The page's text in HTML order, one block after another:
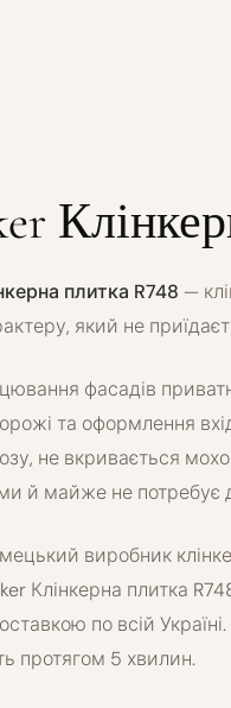
плитка R748 —
який не
фасадів
та оформлення
не вкривається
й майже не потребує
виробник
Клінкерна плитка
по всій
протягом 5 хвилин.